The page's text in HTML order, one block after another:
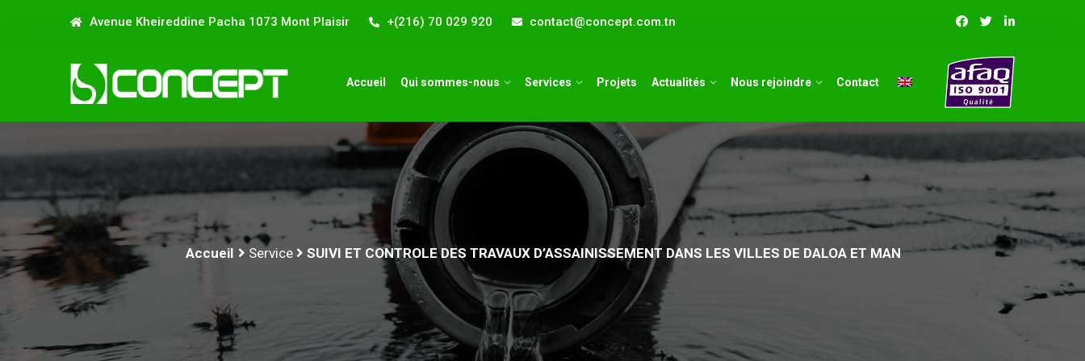
Avenue Kheireddine Pacha 1073 Mont Plaisir +(216) 70 029 920 contact@concept.com.tn
Accueil Qui sommes-nous Services Projets Actualités Nous rejoindre Contact
Accueil Service SUIVI ET CONTROLE DES TRAVAUX D’ASSAINISSEMENT DANS LES VILLES DE DALOA ET MAN